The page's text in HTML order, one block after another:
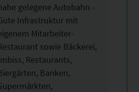
gelegene Autobahn -
Infrastruktur mit
Mitarbeiter-
sowie Bäckerei,
Restaurants,
Banken,